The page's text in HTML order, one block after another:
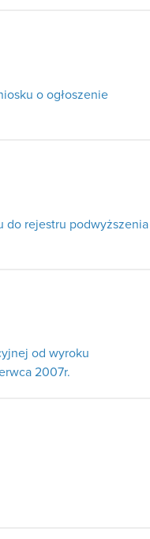
o ogłoszenie
do rejestru podwyższenia
od wyroku
2007r.